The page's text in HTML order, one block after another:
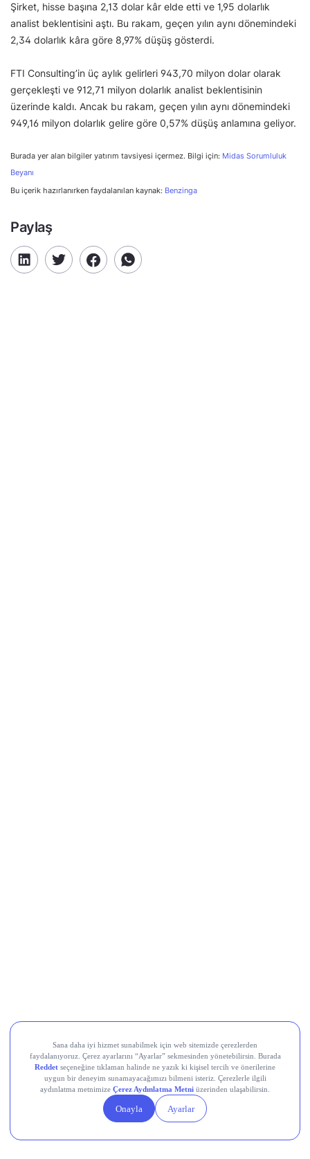
Şirket, hisse başına 2,13 dolar kâr elde etti ve 1,95 dolarlık
analist beklentisini aştı. Bu rakam, geçen yılın aynı dönemindeki
2,34 dolarlık kâra göre 8,97% düşüş gösterdi.
FTI Consulting’in üç aylık gelirleri 943,70 milyon dolar olarak
gerçekleşti ve 912,71 milyon dolarlık analist beklentisinin
üzerinde kaldı. Ancak bu rakam, geçen yılın aynı dönemindeki
949,16 milyon dolarlık gelire göre 0,57% düşüş anlamına geliyor.
Burada yer alan bilgiler yatırım tavsiyesi içermez. Bilgi için: Midas Sorumluluk
Beyanı
Bu içerik hazırlanırken faydalanılan kaynak: Benzinga
Paylaş